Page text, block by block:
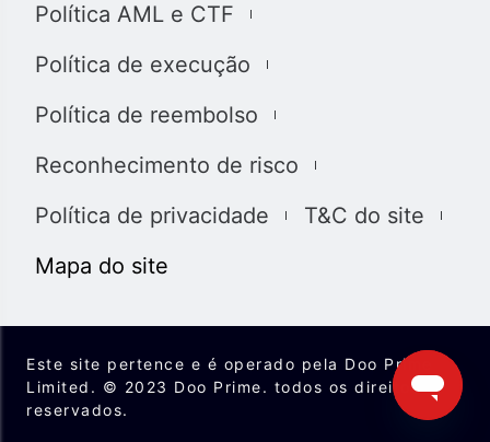
的投资建议和/或投资推荐。 尽管我们已尽一切合理的努力
和保证，如果所提供信息的任何不准确和不完整，我们也
损失或损害赔偿。 未经我们的同意，您只能将该材料用于
我们使用我们网站上的cookies来根据您的喜好自定义我
已经阅读并同意上述详细信息，并同意我们使用
Política AML e CTF
Política de execução
Política de reembolso
Reconhecimento de risco
Política de privacidade
T&C do site
Mapa do site
Este site pertence e é operado pela Doo Prime
Limited. © 2023 Doo Prime. todos os direitos
reservados.